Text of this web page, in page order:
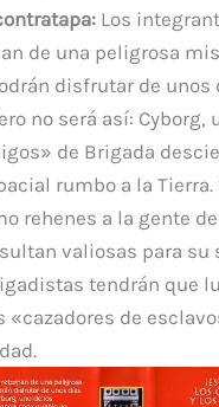
Los
de una peligrosa
disfrutar de unos
no será así: Cyborg,
de Brigada
rumbo a la
rehenes a la gente
valiosas para su
tendrán que
«cazadores de